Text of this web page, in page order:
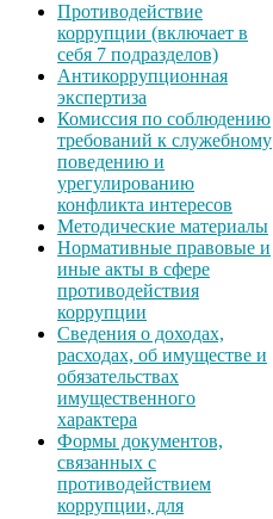
Противодействие
коррупции (включает в
себя 7 подразделов)
Антикоррупционная
экспертиза
Комиссия по соблюдению
требований к служебному
поведению и
урегулированию
конфликта интересов
Методические материалы
Нормативные правовые и
иные акты в сфере
противодействия
коррупции
Сведения о доходах,
расходах, об имуществе и
обязательствах
имущественного
характера
Формы документов,
связанных с
противодействием
коррупции, для